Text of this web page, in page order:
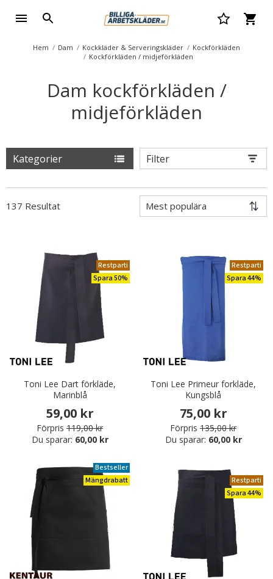
Hem Dam Kockkläder & Serveringskläder
Kockförkläden
Kockförkläden / midjeförkläden
Dam kockförkläden /
midjeförkläden
Kategorier Filter
137 Resultat
Restparti
Spara 50%
Toni Lee Dart förkläde,
Marinblå
59,00 kr
Förpris 119,00 kr
Du sparar: 60,00 kr
Restparti
Spara 44%
Toni Lee Primeur forkläde,
Kungsblå
75,00 kr
Förpris 135,00 kr
Du sparar: 60,00 kr
Bestseller
Mängdrabatt
Restparti
Spara 44%